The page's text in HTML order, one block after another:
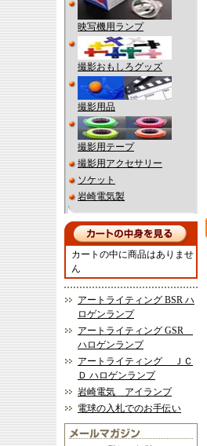
映写機用ランプ
撮影おもしろグッズ
撮影用品
撮影用テープ
撮影用アクセサリー
ソケット
岩崎電気製
カートの中に商品はありませ
ん
アートライティング BSR ハ
ロゲンランプ
アートライティング GSR
ハロゲンランプ
アートライティング ＪＣ
Ｄ ハロゲンランプ
岩崎電気 アイランプ
電球の入札でのお手伝い